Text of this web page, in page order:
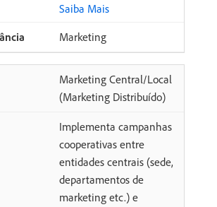
Saiba Mais
Marketing
Marketing Central/Local
(Marketing Distribuído)
Implementa campanhas
cooperativas entre
entidades centrais (sede,
departamentos de
marketing etc.) e